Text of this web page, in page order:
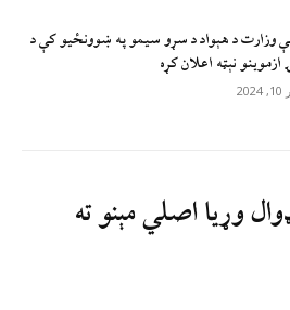
وزارت د هېواد د سړو سيمو په ښوونځيو کې د
نېټه اعلان کړه
کډوال وړیا اصلي مېنو ته